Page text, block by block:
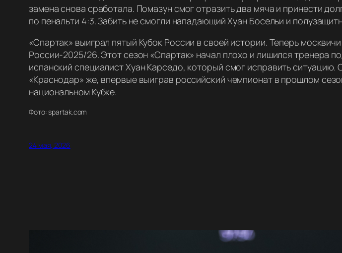
замена снова сработала. Помазун смог отразить два мяча и принести
по пенальти 4:3. Забить не смогли нападающий Хуан Босельи и
«Спартак» выиграл пятый Кубок России в своей истории. Теперь
России-2025/26. Этот сезон «Спартак» начал плохо и лишился тренера
испанский специалист Хуан Карседо, который смог исправить
«Краснодар» же, впервые выиграв российский чемпионат в прошлом
национальном Кубке.
Фото: spartak.com
24 мая, 2026